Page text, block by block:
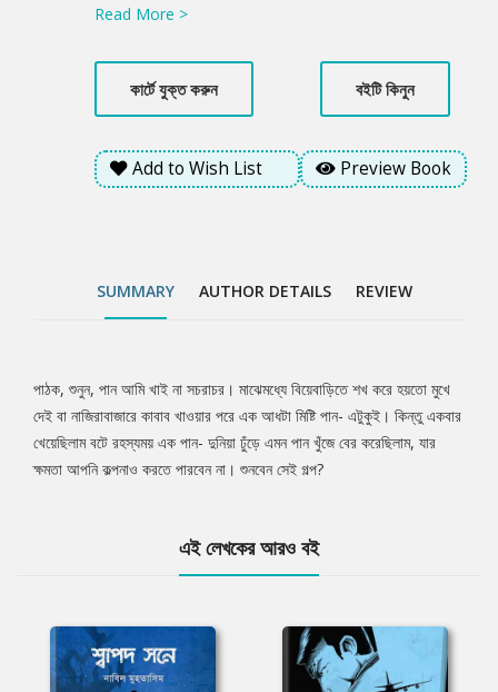
এটুকুই। কিন্তু একবার খেয়েছিলাম বটে রহস্যময় এক পান- দুনিয়া ঢুঁড়ে এমন
শুনবেন সেই গল্প?
Read More >
কার্টে যুক্ত করুন বইটি কিনুন
Add to Wish List Preview Book
SUMMARY AUTHOR DETAILS REVIEW
Tab
Article
পাঠক, শুনুন, পান আমি খাই না সচরাচর। মাঝেমধ্যে বিয়েবাড়িতে শখ করে হয়তো মুখে
দেই বা নাজিরাবাজারে কাবাব খাওয়ার পরে এক আধটা মিষ্টি পান- এটুকুই। কিন্তু একবার
খেয়েছিলাম বটে রহস্যময় এক পান- দুনিয়া ঢুঁড়ে এমন পান খুঁজে বের করেছিলাম, যার
ক্ষমতা আপনি কল্পনাও করতে পারবেন না। শুনবেন সেই গল্প?
এই লেখকের আরও বই